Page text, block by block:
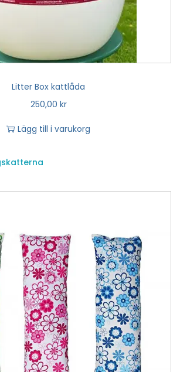
Litter Box kattlåda
250,00 kr
Lägg till i varukorg